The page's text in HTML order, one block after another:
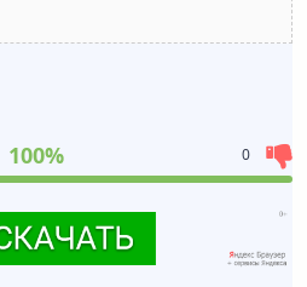
100% 0